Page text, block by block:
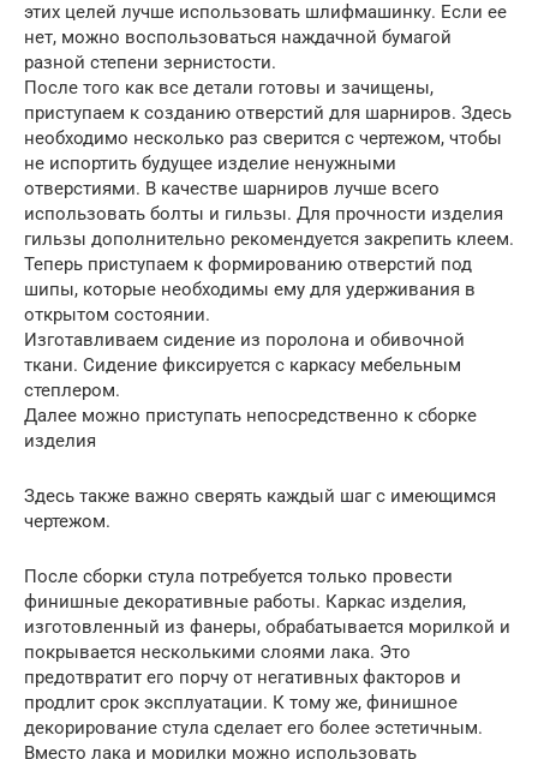
этих целей лучше использовать шлифмашинку. Если ее
нет, можно воспользоваться наждачной бумагой
разной степени зернистости.
После того как все детали готовы и зачищены,
приступаем к созданию отверстий для шарниров. Здесь
необходимо несколько раз сверится с чертежом, чтобы
не испортить будущее изделие ненужными
отверстиями. В качестве шарниров лучше всего
использовать болты и гильзы. Для прочности изделия
гильзы дополнительно рекомендуется закрепить клеем.
Теперь приступаем к формированию отверстий под
шипы, которые необходимы ему для удерживания в
открытом состоянии.
Изготавливаем сидение из поролона и обивочной
ткани. Сидение фиксируется с каркасу мебельным
степлером.
Далее можно приступать непосредственно к сборке
изделия
Здесь также важно сверять каждый шаг с имеющимся
чертежом.
После сборки стула потребуется только провести
финишные декоративные работы. Каркас изделия,
изготовленный из фанеры, обрабатывается морилкой и
покрывается несколькими слоями лака. Это
предотвратит его порчу от негативных факторов и
продлит срок эксплуатации. К тому же, финишное
декорирование стула сделает его более эстетичным.
Вместо лака и морилки можно использовать